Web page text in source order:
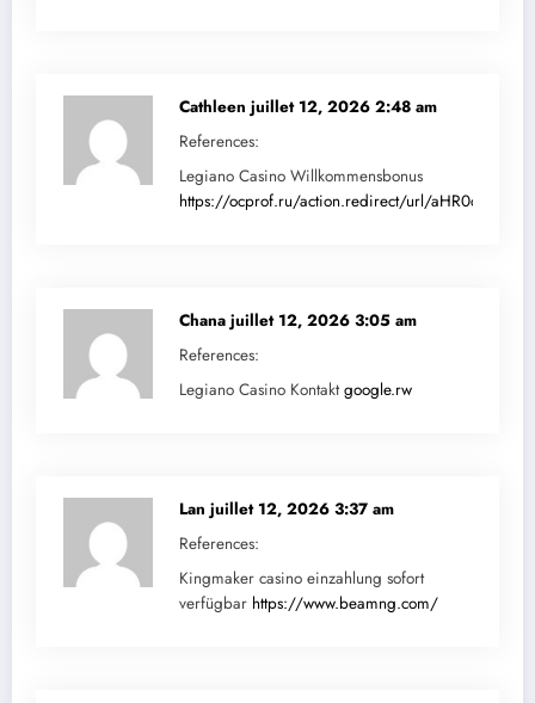
Cathleen juillet 12, 2026 2:48 am
References:
Legiano Casino Willkommensbonus
https://ocprof.ru/action.redirect/url/
Chana juillet 12, 2026 3:05 am
References:
Legiano Casino Kontaktgoogle.rw
Lan juillet 12, 2026 3:37 am
References:
Kingmaker casino einzahlung sofort
verfügbar https://www.beamng.com/